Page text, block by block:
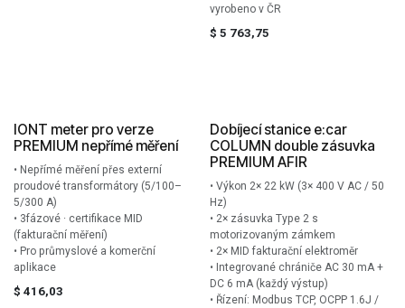
vyrobeno v ČR
$ 5 763,75
IONT meter pro verze
PREMIUM nepřímé měření
• Nepřímé měření přes externí
proudové transformátory (5/100–
5/300 A)
• 3fázové · certifikace MID
(fakturační měření)
• Pro průmyslové a komerční
aplikace
$ 416,03
Veřejný prostor
Dobíjecí stanice e:car
COLUMN double zásuvka
PREMIUM AFIR
• Výkon 2× 22 kW (3× 400 V AC / 50
Hz)
• 2× zásuvka Type 2 s
motorizovaným zámkem
• 2× MID fakturační elektroměr
• Integrované chrániče AC 30 mA +
DC 6 mA (každý výstup)
• Řízení: Modbus TCP, OCPP 1.6J /